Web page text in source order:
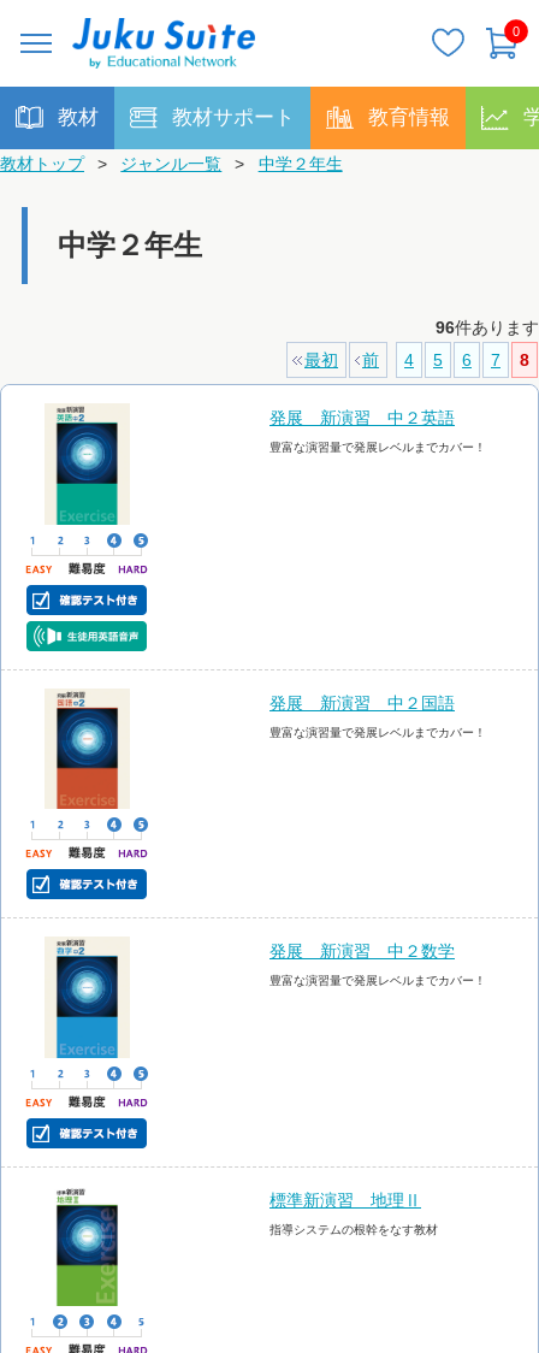
0
教材 教材サポート 教育情報
教材トップ > ジャンル一覧 > 中学２年生
中学２年生
96件あります
最初
前 4 5 6 7 8
発展 新演習 中２英語
豊富な演習量で発展レベルまでカバー！
発展 新演習 中２国語
豊富な演習量で発展レベルまでカバー！
発展 新演習 中２数学
豊富な演習量で発展レベルまでカバー！
標準新演習 地理Ⅱ
指導システムの根幹をなす教材